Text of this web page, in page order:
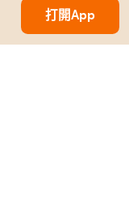
打開App